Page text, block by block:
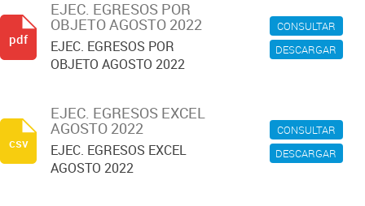
CONSULTAR
DESCARGAR
EJEC. EGRESOS POR
OBJETO AGOSTO 2022
EJEC. EGRESOS POR
OBJETO AGOSTO 2022
pdf
CONSULTAR
DESCARGAR
EJEC. EGRESOS EXCEL
AGOSTO 2022
EJEC. EGRESOS EXCEL
AGOSTO 2022
csv